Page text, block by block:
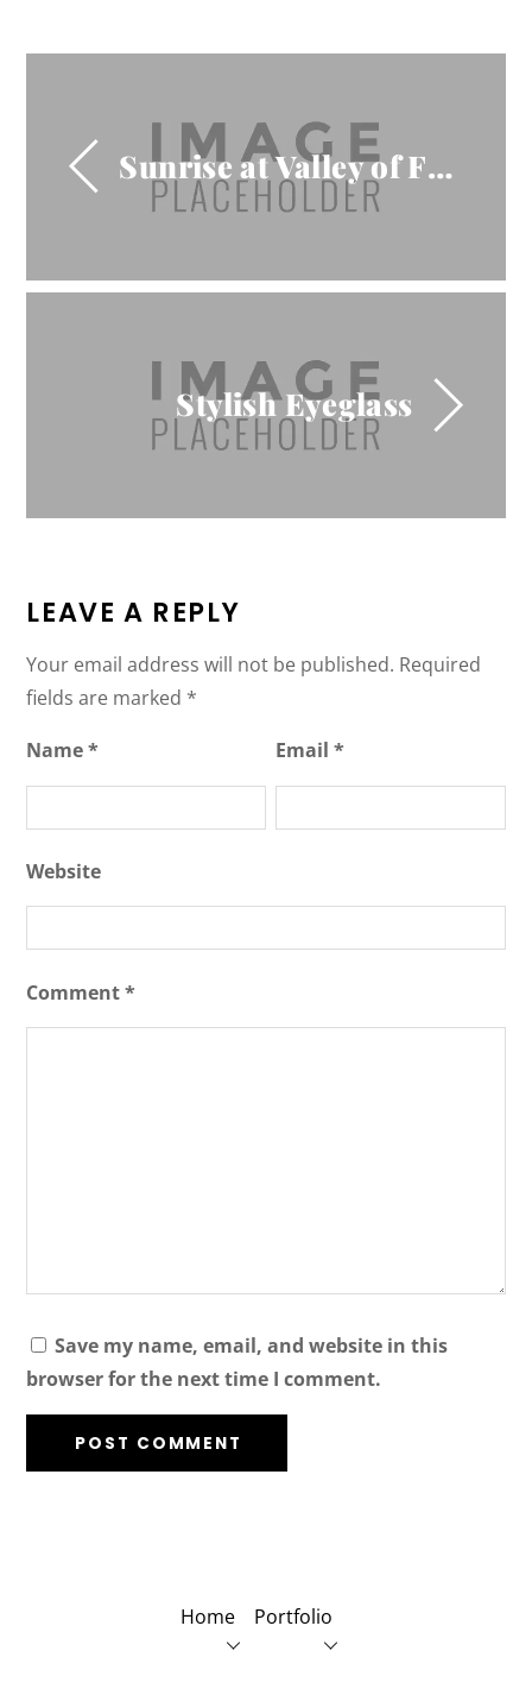
Sunrise at Valley of Fire
Stylish Eyeglass
LEAVE A REPLY
Your email address will not be published. Required
fields are marked *
Name* Email*
Website
Comment*
Save my name, email, and website in this
browser for the next time I comment.
Home Portfolio